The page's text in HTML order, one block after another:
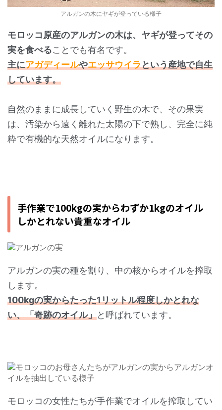
アルガンの木にヤギが登っている様子
モロッコ原産のアルガンの木は、ヤギが登ってその
実を食べることでも有名です。
主にアガディールやエッサウイラという産地で自生
しています。
自然のままに成長していく野生の木で、その果実
は、汚染から遠く離れた太陽の下で熟し、完全に純
粋で有機的な天然オイルになります。
手作業で100kgの実からわずか1kgのオイル
しかとれない貴重なオイル
アルガンの実の種を割り、中の核からオイルを搾取
します。
100kgの実からたった1リットル程度しかとれな
い、「奇跡のオイル」と呼ばれています。
モロッコの女性たちが手作業でオイルを搾取してい